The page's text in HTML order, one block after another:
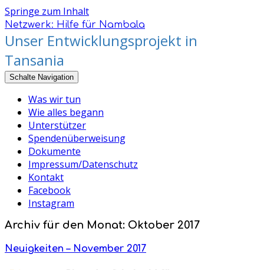
Springe zum Inhalt
Netzwerk: Hilfe für Nambala
Unser Entwicklungsprojekt in
Tansania
Schalte Navigation
Was wir tun
Wie alles begann
Unterstützer
Spendenüberweisung
Dokumente
Impressum/Datenschutz
Kontakt
Facebook
Instagram
Archiv für den Monat: Oktober 2017
Neuigkeiten – November 2017